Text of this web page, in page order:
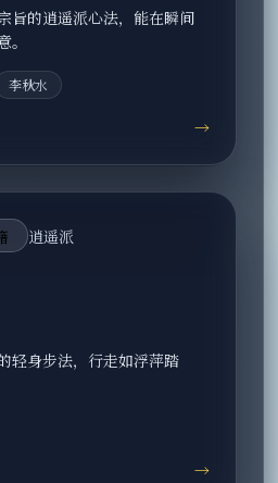
的逍遥派心法，能在瞬间
李秋水
→
逍遥派
轻身步法，行走如浮萍踏
→